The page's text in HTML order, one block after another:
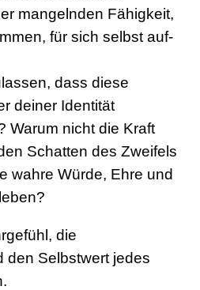
mangelnden Fähigkeit,
für sich selbst auf-
dass diese
deiner Identität
Warum nicht die Kraft
Schatten des Zweifels
wahre Würde, Ehre und
die
den Selbstwert jedes